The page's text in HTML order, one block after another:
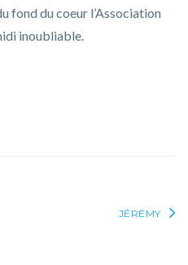
fond du coeur l’Association
inoubliable.
JÉRÉMY